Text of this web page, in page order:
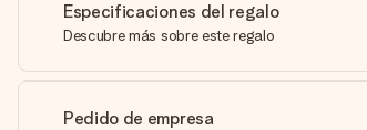
Especificaciones del regalo
Descubre más sobre este regalo
Pedido de empresa